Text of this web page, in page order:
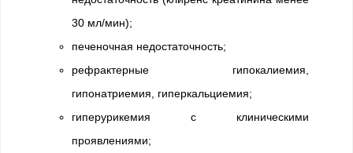
30 мл/мин);
печеночная недостаточность;
рефрактерные гипокалиемия,
гипонатриемия, гиперкальциемия;
гиперурикемия с клиническими
проявлениями;